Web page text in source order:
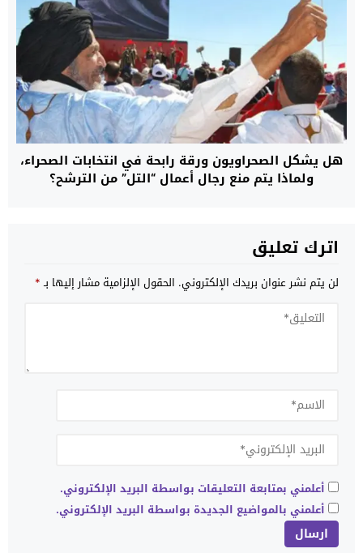
هل يشكل الصحراويون ورقة رابحة في انتخابات الصحراء،
ولماذا يتم منع رجال أعمال “التل” من الترشح؟
اترك تعليق
لن يتم نشر عنوان بريدك الإلكتروني. الحقول الإلزامية مشار إليها بـ*
أعلمني بمتابعة التعليقات بواسطة البريد الإلكتروني.
أعلمني بالمواضيع الجديدة بواسطة البريد الإلكتروني.